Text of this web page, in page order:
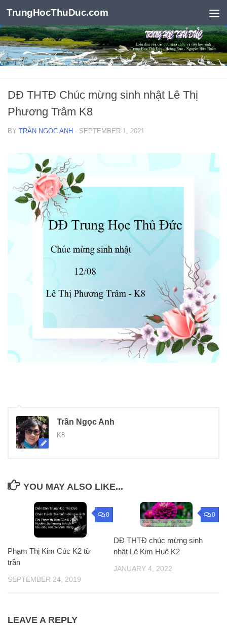
Skip to content
TrungHocThuDuc.com
DĐ THTĐ Chúc mừng sinh nhật Lê Thị
Phương Trâm K8
BY TRẦN NGỌC ANH · SEPTEMBER 1, 2021
Trần Ngọc Anh
K8
YOU MAY ALSO LIKE...
0
Phạm Thị Kim Cúc K2 từ
trần
SEPTEMBER 24, 2019
0
DĐ THTĐ chúc mừng sinh
nhật Lê Kim Huê K2
JANUARY 4, 2022
LEAVE A REPLY